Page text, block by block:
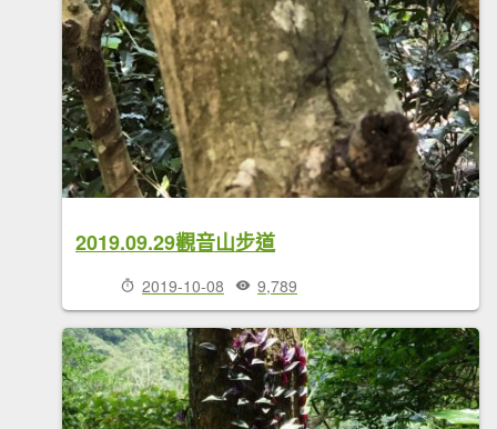
2019.09.29觀音山步道
2019-10-08 9,789